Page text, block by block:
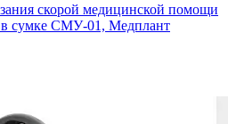
скорой медицинской помощи
СМУ-01, Медплант